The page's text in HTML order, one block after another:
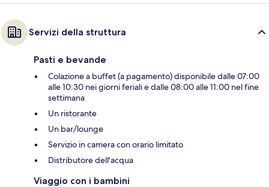
Servizi della struttura
Pasti e bevande
Colazione a buffet (a pagamento) disponibile dalle 07:00
alle 10:30 nei giorni feriali e dalle 08:00 alle 11:00 nel fine
settimana
Un ristorante
Un bar/lounge
Servizio in camera con orario limitato
Distributore dell'acqua
Viaggio con i bambini